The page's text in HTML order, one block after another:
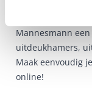
Mannesmann
uitdeukhamers,
Maak eenvoudig
online!